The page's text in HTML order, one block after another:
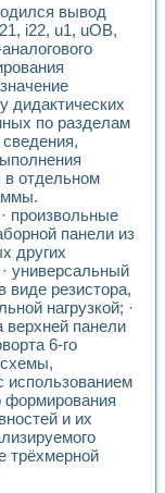
систем
стенды
по измерению
комплексы для
нелинейных
в процесе
WORKBENCH-
«Цифровые
основе LabVIEW
теории коммутации
создания
течения в
магнитных
обмена по
адиабатического
переходных
результатов
измерений с
Назначение. Состав.
INSTRUMENTS
и корреляционный
принципа действия
учебных
вывод
i22, u1, uОB,
дидактических
по разделам
в отдельном
произвольные
панели из
других
универсальный
виде резистора,
нагрузкой; ·
верхней панели
6-го
использованием
формирования
и их
трёхмерной